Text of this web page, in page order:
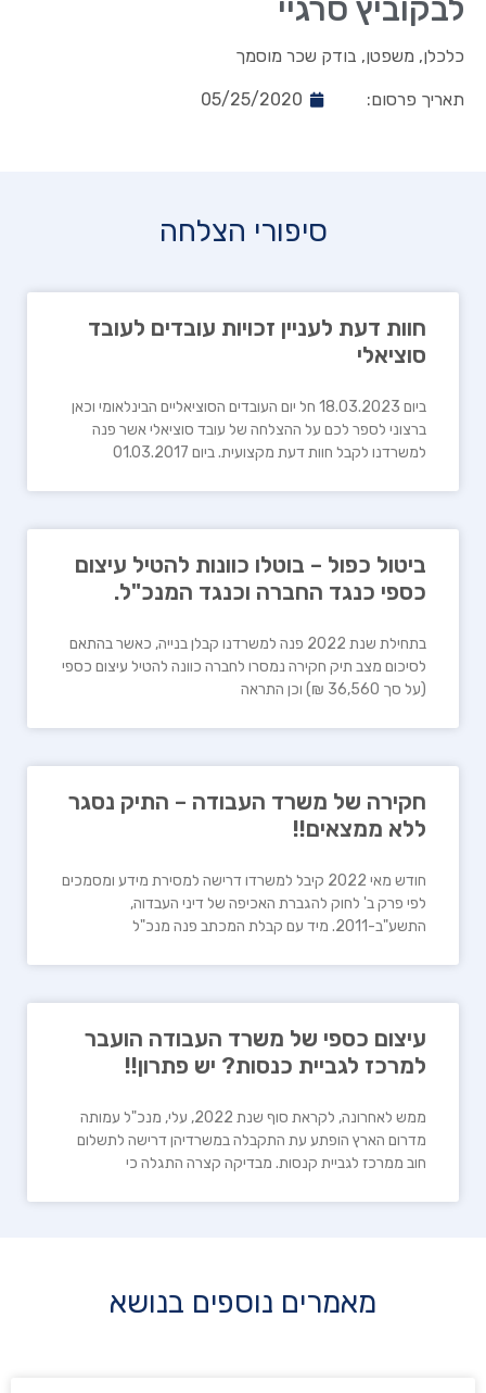
לבקוביץ סרגיי
כלכלן, משפטן, בודק שכר מוסמך
תאריך פרסום: 05/25/2020
סיפורי הצלחה
חוות דעת לעניין זכויות עובדים לעובד
סוציאלי
ביום 18.03.2023 חל יום העובדים הסוציאליים הבינלאומי וכאן
ברצוני לספר לכם על ההצלחה של עובד סוציאלי אשר פנה
למשרדנו לקבל חוות דעת מקצועית. ביום 01.03.2017
ביטול כפול – בוטלו כוונות להטיל עיצום
כספי כנגד החברה וכנגד המנכ"ל.
בתחילת שנת 2022 פנה למשרדנו קבלן בנייה, כאשר בהתאם
לסיכום מצב תיק חקירה נמסרו לחברה כוונה להטיל עיצום כספי
(על סך 36,560 ₪) וכן התראה
חקירה של משרד העבודה – התיק נסגר
ללא ממצאים!!
חודש מאי 2022 קיבל למשרדו דרישה למסירת מידע ומסמכים
לפי פרק ב' לחוק להגברת האכיפה של דיני העבדוה,
התשע"ב-2011. מיד עם קבלת המכתב פנה מנכ"ל
עיצום כספי של משרד העבודה הועבר
למרכז לגביית כנסות? יש פתרון!!
ממש לאחרונה, לקראת סוף שנת 2022, עלי, מנכ"ל עמותה
מדרום הארץ הופתע עת התקבלה במשרדיהן דרישה לתשלום
חוב ממרכז לגביית קנסות. מבדיקה קצרה התגלה כי
מאמרים נוספים בנושא